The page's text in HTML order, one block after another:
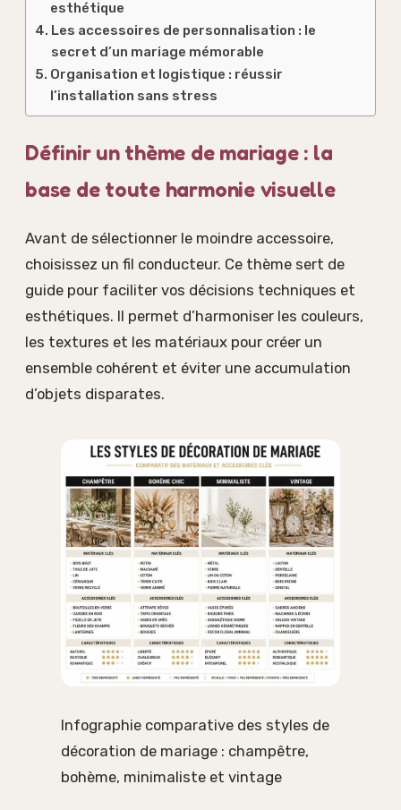
esthétique
Les accessoires de personnalisation : le
secret d’un mariage mémorable
Organisation et logistique : réussir
l’installation sans stress
Définir un thème de mariage : la
base de toute harmonie visuelle
Avant de sélectionner le moindre accessoire,
choisissez un fil conducteur. Ce thème sert de
guide pour faciliter vos décisions techniques et
esthétiques. Il permet d’harmoniser les couleurs,
les textures et les matériaux pour créer un
ensemble cohérent et éviter une accumulation
d’objets disparates.
Infographie comparative des styles de
décoration de mariage : champêtre,
bohème, minimaliste et vintage